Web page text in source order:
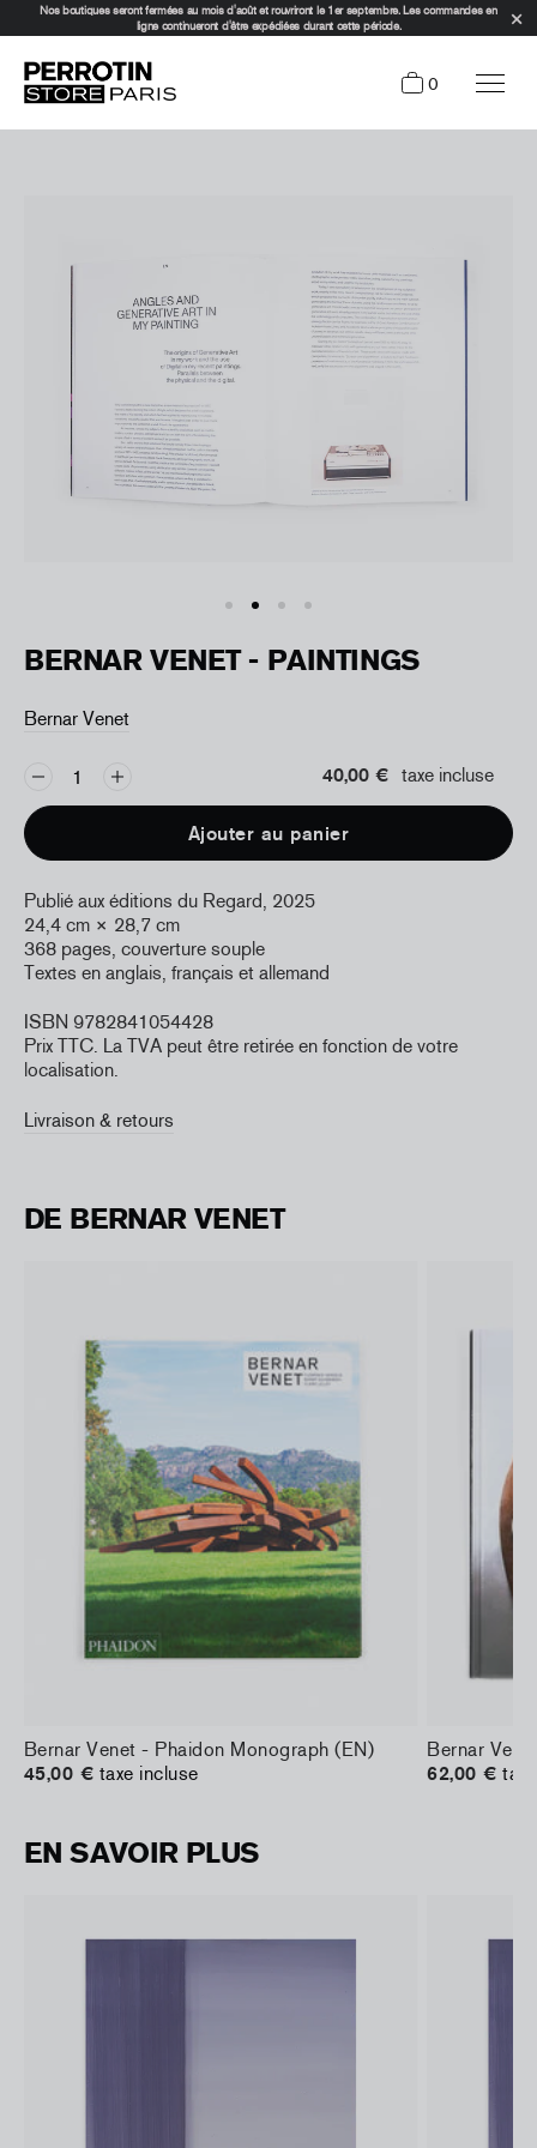
Nos boutiques seront fermées au mois d'août et rouvriront le 1er septembre. Les commandes en
ligne continueront d'être expédiées durant cette période.
0
BERNAR VENET - PAINTINGS
Bernar Venet
40,00 € taxe incluse
Ajouter au panier
Publié aux éditions du Regard, 2025
24,4 cm × 28,7 cm
368 pages, couverture souple
Textes en anglais, français et allemand
ISBN 9782841054428
Prix TTC. La TVA peut être retirée en fonction de votre
localisation.
Livraison & retours
DE BERNAR VENET
Bernar Venet - Phaidon Monograph (EN)
45,00 € taxe incluse
Bernar
62,00 €
EN SAVOIR PLUS